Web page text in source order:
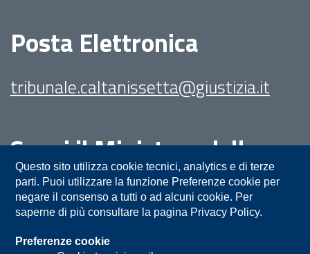
Posta Elettronica
tribunale.caltanissetta@giustizia.it
Segui il Ministero della
Giustizia su:
Questo sito utilizza cookie tecnici, analytics e di terze
parti. Puoi utilizzare la funzione Preferenze cookie per
negare il consenso a tutti o ad alcuni cookie. Per
saperne di più consultare la pagina Privacy Policy.
Preferenze cookie